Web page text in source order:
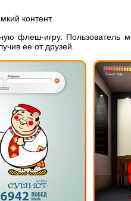
контент.
флеш-игру. Пользователь
ее от друзей.